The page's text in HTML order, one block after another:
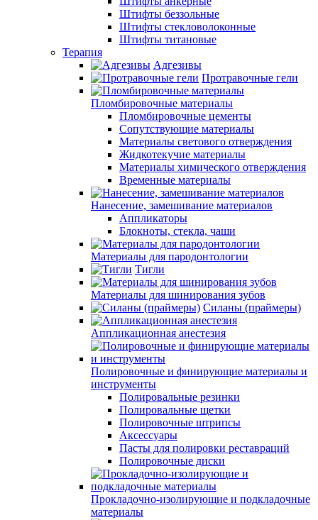
Штифты беззольные
Штифты стекловолоконные
Штифты титановые
Терапия
Адгезивы
Протравочные гели
Пломбировочные материалы
Пломбировочные цементы
Сопутствующие материалы
Материалы светового отверждения
Жидкотекучие материалы
Материалы химического отверждения
Временные материалы
Нанесение, замешивание материалов
Аппликаторы
Блокноты, стекла, чаши
Материалы для пародонтологии
Тигли
Материалы для шинирования зубов
Силаны (праймеры)
Аппликационная анестезия
Полировочные и финирующие материалы и
инструменты
Полировальные резинки
Полировальные щетки
Полировочные штрипсы
Аксессуары
Пасты для полировки реставраций
Полировочные диски
Прокладочно-изолирующие и подкладочные
материалы